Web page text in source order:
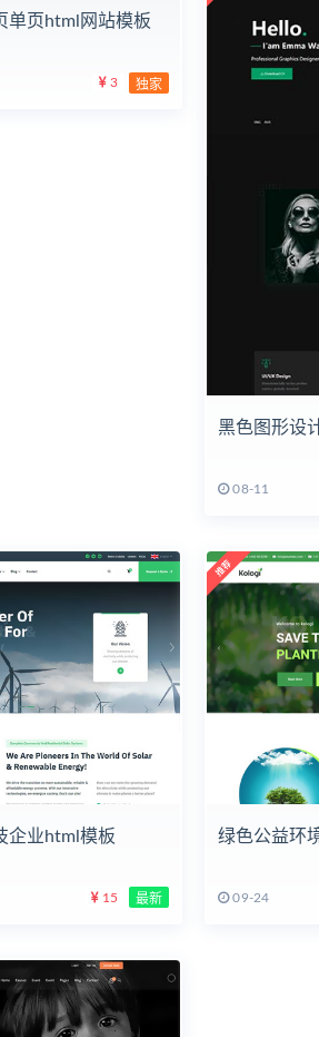
单页html网站模板
3 独家
黑色图形设
08-11
企业html模板
15 最新
绿色公益环
09-24